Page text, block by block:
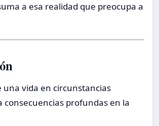
a esa realidad que preocupa a
una vida en circunstancias
consecuencias profundas en la